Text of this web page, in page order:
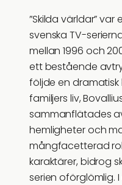
”Skilda världar”
svenska TV-
mellan 1996 och
ett bestående
följde en
familjers liv,
sammanflätades
hemligheter och
mångfacetterad
karaktärer, bidrog
serien oförglömlig.